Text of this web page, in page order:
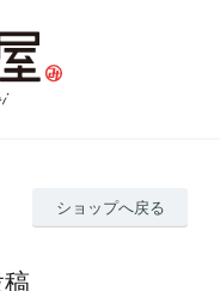
ショップへ戻る